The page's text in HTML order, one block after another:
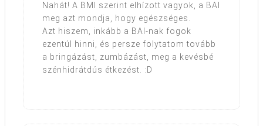
Nahát! A BMI szerint elhízott vagyok, a BAI
meg azt mondja, hogy egészséges.
Azt hiszem, inkább a BAI-nak fogok
ezentúl hinni, és persze folytatom tovább
a bringázást, zumbázást, meg a kevésbé
szénhidrátdús étkezést. :D